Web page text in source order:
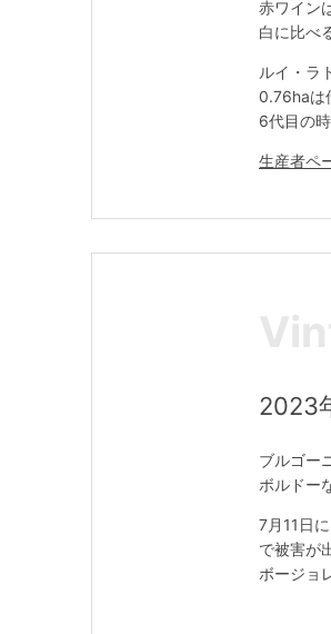
赤ワイン
白に比べ
ルイ・ラ
0.76haは
6代目の
生産者ペ
2023
ブルゴー
ボルドー
7月11日
で被害が
ボージョ